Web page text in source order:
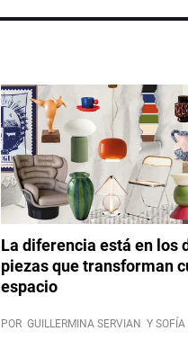
La diferencia está en los
piezas que transforman
espacio
POR GUILLERMINA SERVIAN Y